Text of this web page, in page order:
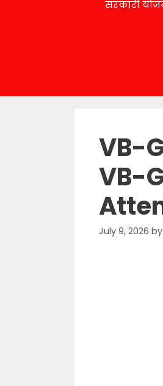
सरकारी
VB-
VB-
July 9, 2026 by